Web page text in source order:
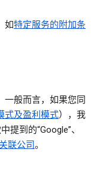
如特定服务的附加条
一般而言，如果您同
式及盈利模式），我
提到的“Google”、
关联公司。